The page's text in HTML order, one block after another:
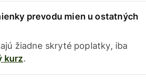
prevodu mien u ostatných
žiadne skryté poplatky, iba
kurz.